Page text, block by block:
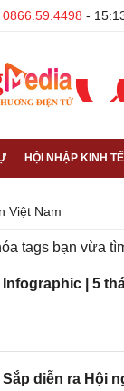
0866.59.4498 -
HỘI NHẬP KINH TẾ
Việt Nam
tags bạn vừa
Infographic | 5
Sắp diễn ra Hội